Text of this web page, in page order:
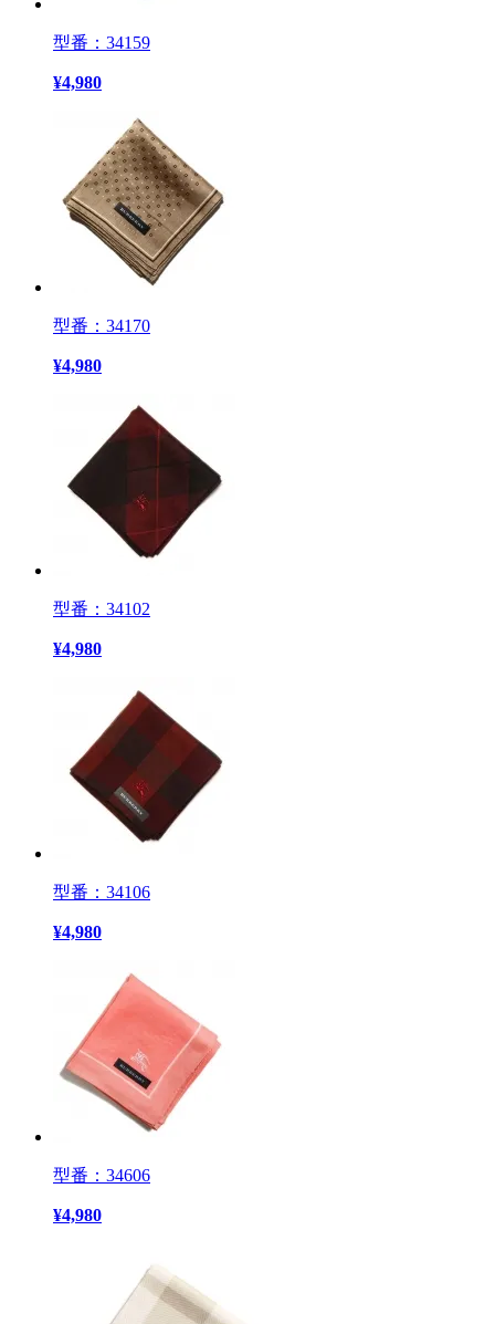
型番：34159
¥4,980
型番：34170
¥4,980
型番：34102
¥4,980
型番：34106
¥4,980
型番：34606
¥4,980